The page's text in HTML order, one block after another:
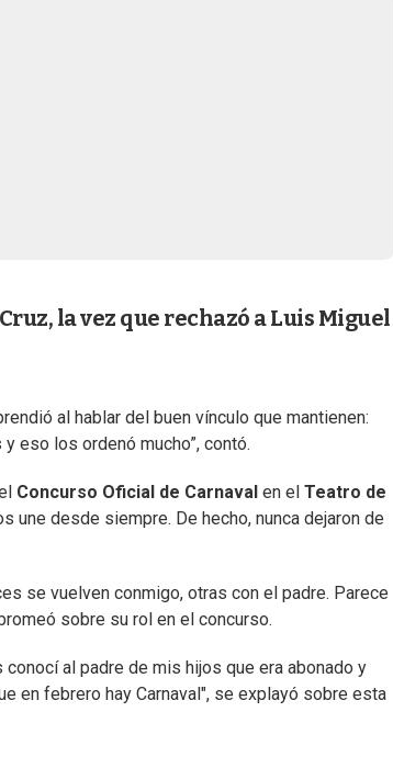
la vez que rechazó a Luis Miguel
al hablar del buen vínculo que mantienen:
eso los ordenó mucho”, contó.
Concurso Oficial de Carnaval en el Teatro de
une desde siempre. De hecho, nunca dejaron de
se vuelven conmigo, otras con el padre. Parece
sobre su rol en el concurso.
al padre de mis hijos que era abonado y
en febrero hay Carnaval", se explayó sobre esta